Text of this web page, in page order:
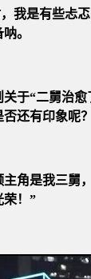
我是有些忐
。
于“二舅治
还有印象呢？
角是我三舅
荣！”